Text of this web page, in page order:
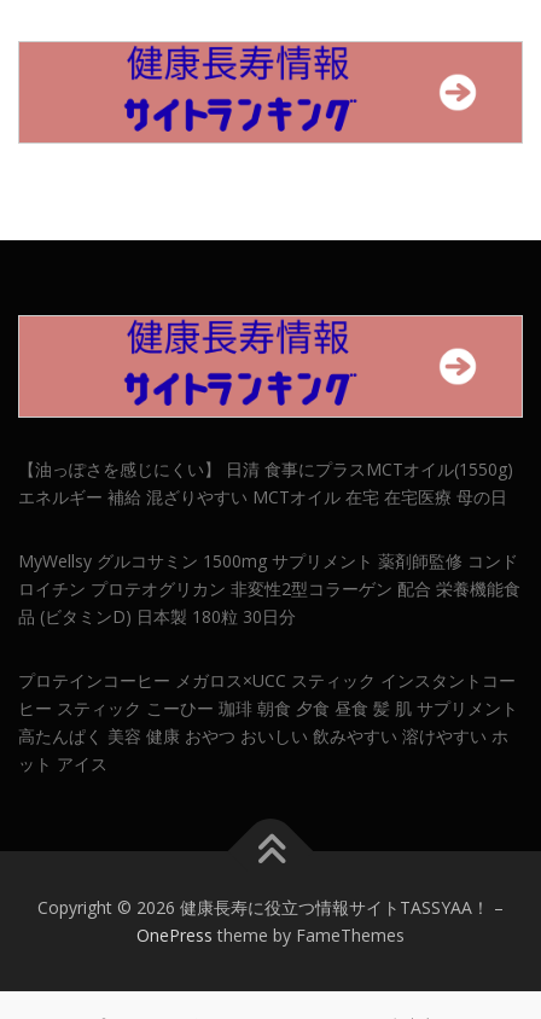
【油っぽさを感じにくい】 日清 食事にプラスMCTオイル(1550g)
エネルギー 補給 混ざりやすい MCTオイル 在宅 在宅医療 母の日
MyWellsy グルコサミン 1500mg サプリメント 薬剤師監修 コンド
ロイチン プロテオグリカン 非変性2型コラーゲン 配合 栄養機能食
品 (ビタミンD) 日本製 180粒 30日分
プロテインコーヒー メガロス×UCC スティック インスタントコー
ヒー スティック こーひー 珈琲 朝食 夕食 昼食 髪 肌 サプリメント
高たんぱく 美容 健康 おやつ おいしい 飲みやすい 溶けやすい ホ
ット アイス
Copyright © 2026 健康長寿に役立つ情報サイトTASSYAA！ –
OnePress theme by FameThemes